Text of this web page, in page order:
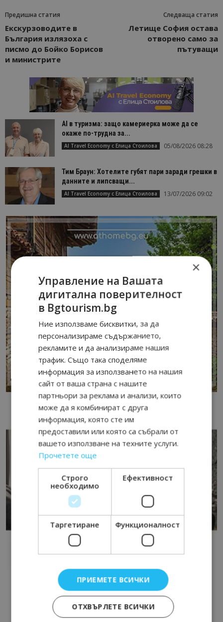
Предишна статия
Екскурзоводите в
България излязоха с
писмо до Бойко Борисов
и министрите
Следваща статия
Летище София остава
отворено само за
пътуващи
AI в туризма: защо камериерка може да се
окаже по-трудна за...
AI Travel Economy с Елица Стоилова 05/08/2026 08:28
Тим Браун: Хотелите губят пари заради грешки в
данните и липсващи...
AI Travel Economy с Елица Стоилова 13/07/2026 09:02
×
Управление на Вашата
дигитална поверителност
в Bgtourism.bg
Ние използваме бисквитки, за да
персонализираме съдържанието,
рекламите и да анализираме нашия
трафик. Също така споделяме
информация за използването на нашия
сайт от ваша страна с нашите
партньори за реклама и анализи, които
може да я комбинират с друга
информация, която сте им
предоставили или която са събрали от
вашето използване на техните услуги.
Прочетете още
Строго
необходимо
Ефективност
Таргетиране Функционалност
ПРИЕМЕТЕ ВСИЧКИ
ОТХВЪРЛЕТЕ ВСИЧКИ